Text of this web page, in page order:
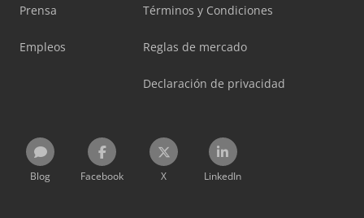
Prensa
Empleos
Términos y Condiciones
Reglas de mercado
Declaración de privacidad
Blog Facebook X LinkedIn